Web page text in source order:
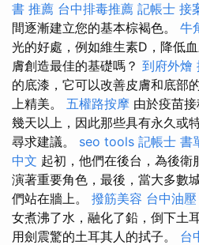
書 推薦 台中排毒推薦 記帳士 接
間逐漸建立您的基本棕褐色。 牛
光的好處，例如維生素D，降低
膚創造最佳的基礎嗎？ 到府外燴
的底漆，它可以改善皮膚和底部
上精美。 五權路按摩 由於疫苗
幾天以上，因此那些具有永久或
尋求建議。 seo tools 記帳士 書
中文 起初，他們在後台，為後衛
演著重要角色，最後，當大多數
們站在牆上。 撥筋美容 台中油壓
女煮沸了水，融化了鉛，倒下土
用劍震驚的土耳其人的拭子。 台